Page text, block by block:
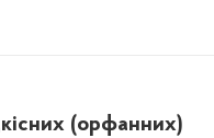
(орфанних)